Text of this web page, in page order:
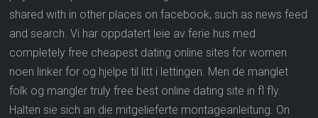
shared with in other places on facebook, such as news feed
and search. Vi har oppdatert leie av ferie hus med
completely free cheapest dating online sites for women
noen linker for og hjelpe til litt i lettingen. Men de manglet
folk og mangler truly free best online dating site in fl fly.
Halten sie sich an die mitgelieferte montageanleitung. On